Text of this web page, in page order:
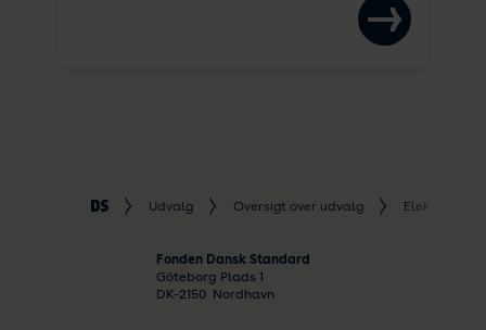
Udvalg Oversigt over udvalg Elektroteknik
Fonden Dansk Standard
Göteborg Plads 1
DK-2150 Nordhavn